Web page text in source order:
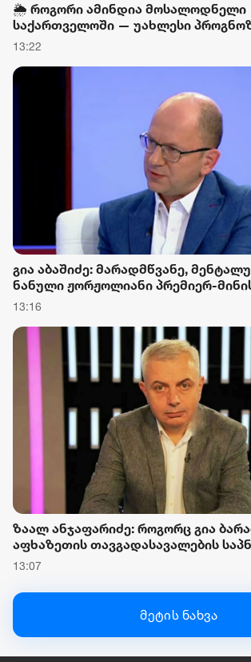
🌦️ როგორი ამინდია მოსალოდნელი
საქართველოში — უახლესი
მიხედვით
13:22
გია აბაშიძე: მარადმწვანე,
ნანული ჟორჟოლიანი პრემიერ-
გასამართლებას ითხოვს, შხამიან
კოდუას ხანა დადგება
13:16
ზაალ ანჯაფარიძე: როგორც გია
აფხაზეთის თავგადასავალების
მითი გასკდა, ზუსტად ასე გასკდა
13:07
მეტის ნახვა